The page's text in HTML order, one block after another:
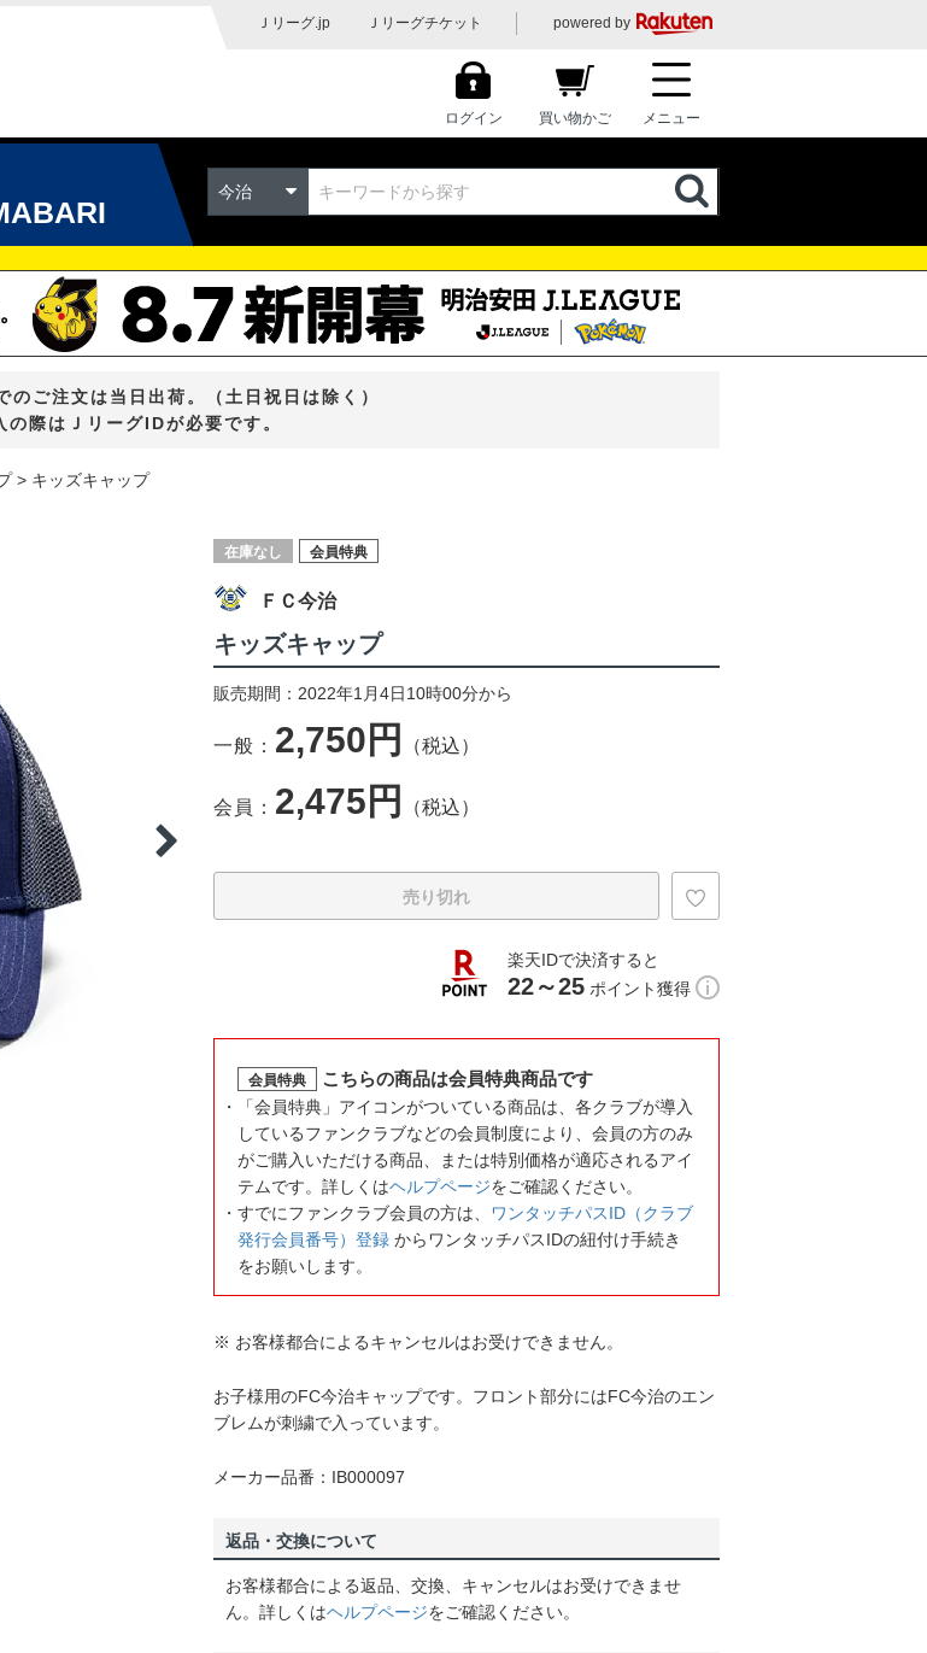
Ｊリーグ.jp Ｊリーグチケット powered by
ログイン 買い物かご メニュー
今治
のご注文は当日出荷。（土日祝日は除く）
の際はＪリーグIDが必要です。
キッズキャップ
在庫なし 会員特典
ＦＣ今治
キッズキャップ
販売期間：2022年1月4日10時00分から
一般： 2,750円 （税込）
会員： 2,475円 （税込）
売り切れ
楽天IDで決済すると
22～25 ポイント獲得
会員特典 こちらの商品は会員特典商品です
「会員特典」アイコンがついている商品は、各クラブが導入
しているファンクラブなどの会員制度により、会員の方のみ
がご購入いただける商品、または特別価格が適応されるアイ
テムです。詳しくはヘルプページをご確認ください。
すでにファンクラブ会員の方は、
ワンタッチパスID（クラブ
発行会員番号）登録 からワンタッチパスIDの紐付け手続き
をお願いします。
※ お客様都合によるキャンセルはお受けできません。
お子様用のFC今治キャップです。フロント部分にはFC今治のエン
ブレムが刺繍で入っています。
メーカー品番：IB000097
返品・交換について
お客様都合による返品、交換、キャンセルはお受けできませ
ん。詳しくはヘルプページをご確認ください。